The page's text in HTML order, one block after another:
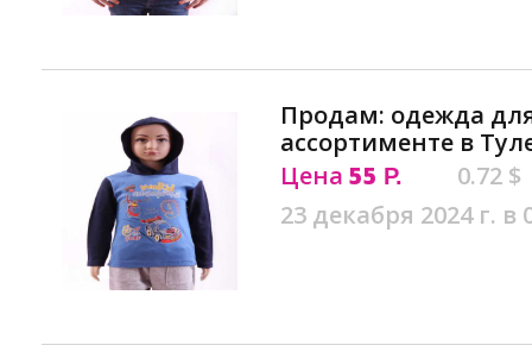
Продам: одежда
ассортименте в
Цена 55 Р.
0.72 $
23 декабря 2024 г. в